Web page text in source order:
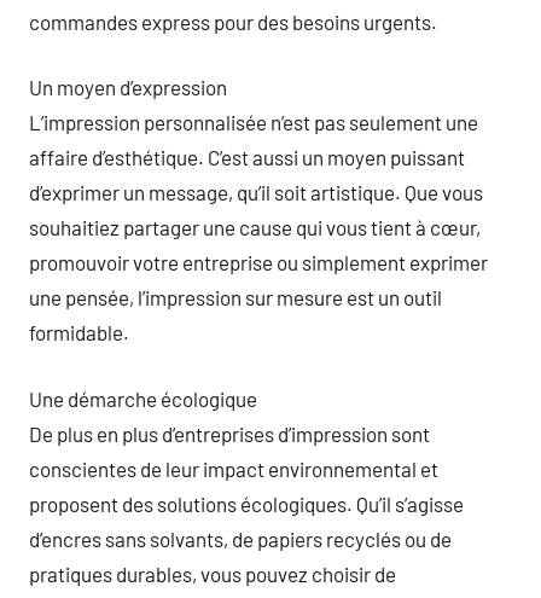
commandes express pour des besoins urgents.
Un moyen d’expression
L’impression personnalisée n’est pas seulement une
affaire d’esthétique. C’est aussi un moyen puissant
d’exprimer un message, qu’il soit artistique. Que vous
souhaitiez partager une cause qui vous tient à cœur,
promouvoir votre entreprise ou simplement exprimer
une pensée, l’impression sur mesure est un outil
formidable.
Une démarche écologique
De plus en plus d’entreprises d’impression sont
conscientes de leur impact environnemental et
proposent des solutions écologiques. Qu’il s’agisse
d’encres sans solvants, de papiers recyclés ou de
pratiques durables, vous pouvez choisir de